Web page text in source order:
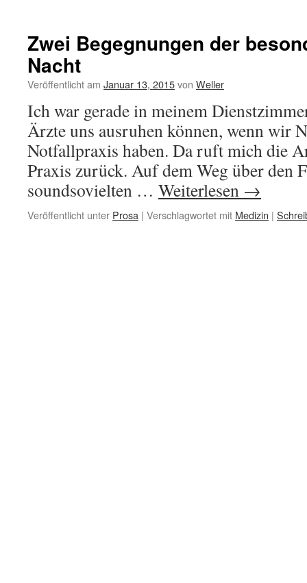
Zwei Begegnungen der
Nacht
Veröffentlicht am Januar 13, 2015von Weller
Ich war gerade in meinem
Ärzte uns ausruhen können, wenn wir
Notfallpraxis haben. Da ruft mich die
Praxis zurück. Auf dem Weg über den
soundsovielten … Weiterlesen →
Veröffentlicht unter Prosa | Verschlagwortet mit Medizin |